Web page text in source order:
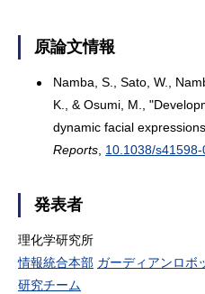
原論文情報
Namba, S., Sato, W.,
K., & Osumi, M.,
dynamic facial
Reports, 10.1038/
発表者
理化学研究所
情報統合本部 ガーディアンロボ
研究チーム